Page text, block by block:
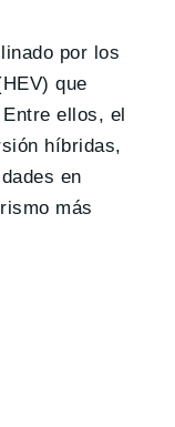
por los
que
ellos, el
híbridas,
en
más